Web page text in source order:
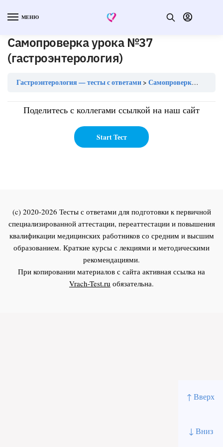
↑ Вверх
↓ Вниз
МЕНЮ
Самопроверка урока №37
(гастроэнтерология)
Гастроэнтерология — тесты с ответами Самопроверка урока №37 (гастроэнтерология)
Поделитесь с коллегами ссылкой на наш сайт
(c) 2020-2026 Тесты с ответами для подготовки к первичной
специализированной аттестации, переаттестации и повышения
квалификации медицинских работников со средним и высшим
образованием. Краткие курсы с лекциями и методическими
рекомендациями.
При копировании материалов с сайта активная ссылка на
Vrach-Test.ru обязательна.